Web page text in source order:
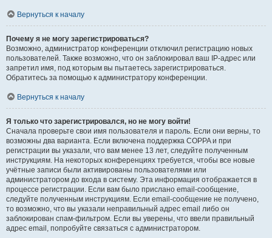
Вернуться к началу
Почему я не могу зарегистрироваться?
Возможно, администратор конференции отключил регистрацию новых
пользователей. Также возможно, что он заблокировал ваш IP-адрес или
запретил имя, под которым вы пытаетесь зарегистрироваться.
Обратитесь за помощью к администратору конференции.
Вернуться к началу
Я только что зарегистрировался, но не могу войти!
Сначала проверьте свои имя пользователя и пароль. Если они верны, то
возможны два варианта. Если включена поддержка COPPA и при
регистрации вы указали, что вам менее 13 лет, следуйте полученным
инструкциям. На некоторых конференциях требуется, чтобы все новые
учётные записи были активированы пользователями или
администратором до входа в систему. Эта информация отображается в
процессе регистрации. Если вам было прислано email-сообщение,
следуйте полученным инструкциям. Если email-сообщение не получено,
то возможно, что вы указали неправильный адрес email либо он
заблокирован спам-фильтром. Если вы уверены, что ввели правильный
адрес email, попробуйте связаться с администратором.